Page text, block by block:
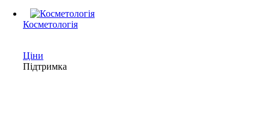
Косметологія
Ціни
Підтримка